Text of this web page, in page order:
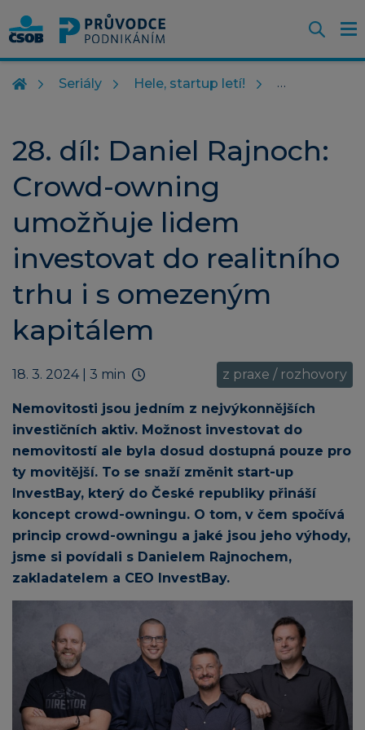
Seriály Hele, startup letí!
28. díl: Daniel Rajnoch:
Crowd-owning
umožňuje lidem
investovat do realitního
trhu i s omezeným
kapitálem
18. 3. 2024 | 3 min z praxe / rozhovory
Nemovitosti jsou jedním z nejvýkonnějších
investičních aktiv. Možnost investovat do
nemovitostí ale byla dosud dostupná pouze pro
ty movitější. To se snaží změnit start-up
InvestBay, který do České republiky přináší
koncept crowd-owningu. O tom, v čem spočívá
princip crowd-owningu a jaké jsou jeho výhody,
jsme si povídali s Danielem Rajnochem,
zakladatelem a CEO InvestBay.